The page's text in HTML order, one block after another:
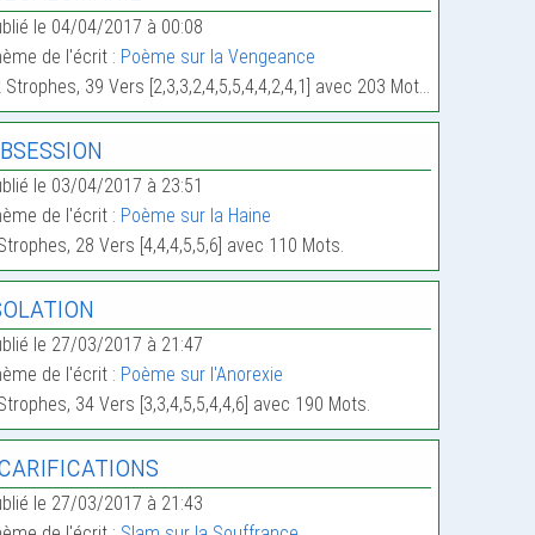
le 04/04/2017 à 00:08
de l'écrit : Poème sur la Vengeance
Strophes, 39 Vers [2,3,3,2,4,5,5,4,4,2,4,1] avec 203 Mots.
le 03/04/2017 à 23:51
de l'écrit : Poème sur la Haine
28 Vers [4,4,4,5,5,6] avec 110 Mots.
le 27/03/2017 à 21:47
de l'écrit : Poème sur l'Anorexie
34 Vers [3,3,4,5,5,4,4,6] avec 190 Mots.
le 27/03/2017 à 21:43